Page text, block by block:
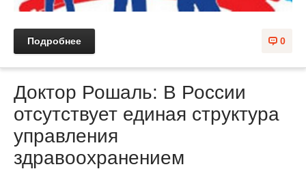
0
Подробнее
Доктор Рошаль: В России
отсутствует единая структура
управления
здравоохранением